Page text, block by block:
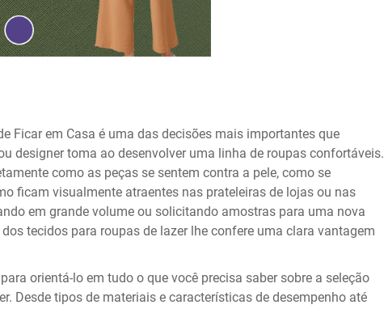
Ficar em Casa é uma das decisões mais importantes que
designer toma ao desenvolver uma linha de roupas confortáveis.
como as peças se sentem contra a pele, como se
ficam visualmente atraentes nas prateleiras de lojas ou nas
em grande volume ou solicitando amostras para uma nova
tecidos para roupas de lazer lhe confere uma clara vantagem
orientá-lo em tudo o que você precisa saber sobre a seleção
Desde tipos de materiais e características de desempenho até